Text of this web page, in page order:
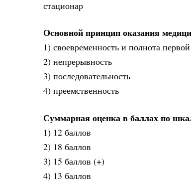
стационар
Основной принцип оказания
1) своевременность и полнота
2) непрерывность
3) последовательность
4) преемственность
Суммарная оценка в баллах по
1) 12 баллов
2) 18 баллов
3) 15 баллов (+)
4) 13 баллов